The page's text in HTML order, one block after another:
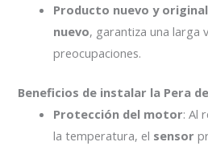
Producto nuevo y original
nuevo, garantiza una larga
preocupaciones.
Beneficios de instalar la Pera
Protección del motor: Al
la temperatura, el sensor